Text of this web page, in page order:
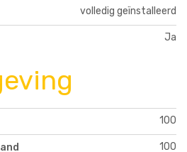
volledig geïnstalleerd
Ja
100
100